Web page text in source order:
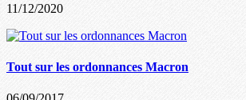
11/12/2020
Tout sur les ordonnances Macron